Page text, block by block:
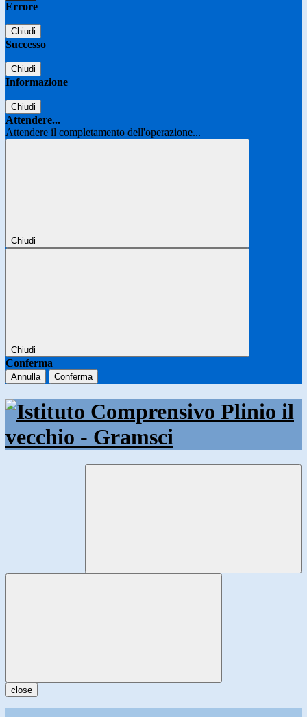
Errore
Chiudi
Successo
Chiudi
Informazione
Chiudi
Attendere...
Attendere il completamento dell'operazione...
Chiudi
Chiudi
Conferma
Annulla Conferma
close